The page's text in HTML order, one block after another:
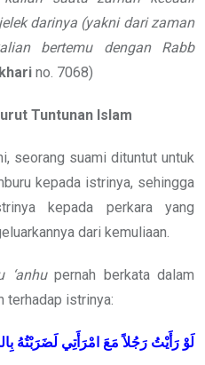
darinya (yakni dari zaman
bertemu dengan Rabb
no. 7068)
Tuntunan Islam
seorang suami dituntut untuk
kepada istrinya, sehingga
kepada perkara yang
dari kemuliaan.
‘anhupernah berkata dalam
terhadap istrinya:
لَوْ رَأَيْتُ رَجُلاً مَعَ امْرَأَتِي لَضَرَبْتُهُ